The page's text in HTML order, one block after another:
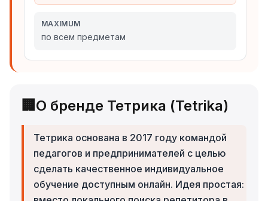
MAXIMUM
по всем предметам
🏢 О бренде Тетрика (Tetrika)
Тетрика основана в 2017 году командой
педагогов и предпринимателей с целью
сделать качественное индивидуальное
обучение доступным онлайн. Идея простая: